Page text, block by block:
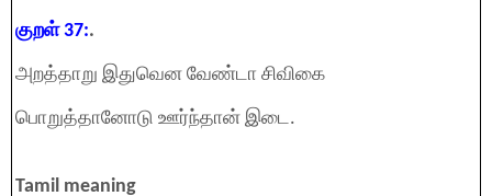
குறள் 37:.
அறத்தாறு இதுவென வேண்டா சிவிகை
பொறுத்தானோடு ஊர்ந்தான் இடை.
Tamil meaning